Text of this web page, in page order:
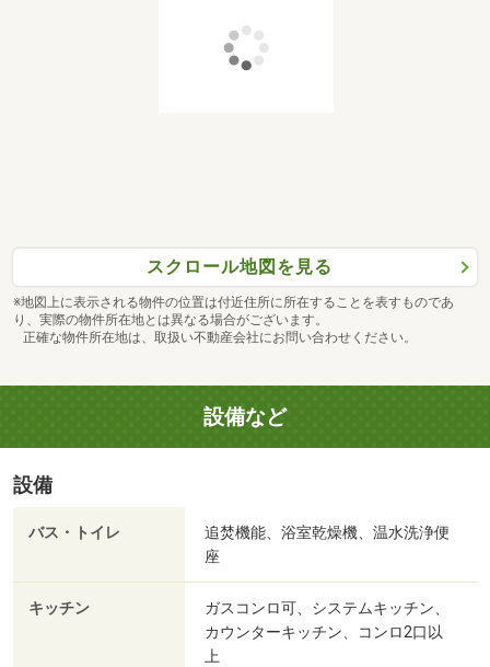
スクロール地図を見る
※地図上に表示される物件の位置は付近住所に所在することを表すものであ
り、実際の物件所在地とは異なる場合がございます。
正確な物件所在地は、取扱い不動産会社にお問い合わせください。
設備など
設備
バス・トイレ
追焚機能、浴室乾燥機、温水洗浄便
座
キッチン
ガスコンロ可、システムキッチン、
カウンターキッチン、コンロ2口以
上